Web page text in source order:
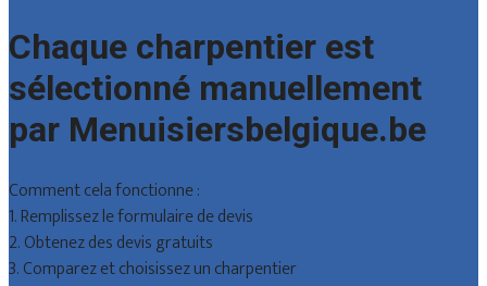
Chaque charpentier est
sélectionné manuellement
par Menuisiersbelgique.be
Comment cela fonctionne :
1. Remplissez le formulaire de devis
2. Obtenez des devis gratuits
3. Comparez et choisissez un charpentier